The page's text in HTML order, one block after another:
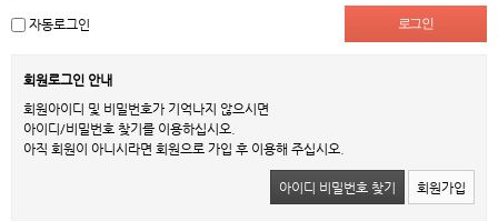
자동로그인
회원로그인 안내
회원아이디 및 비밀번호가 기억나지 않으시면
아이디/비밀번호 찾기를 이용하십시오.
아직 회원이 아니시라면 회원으로 가입 후 이용해 주십시오.
아이디 비밀번호 찾기 회원가입